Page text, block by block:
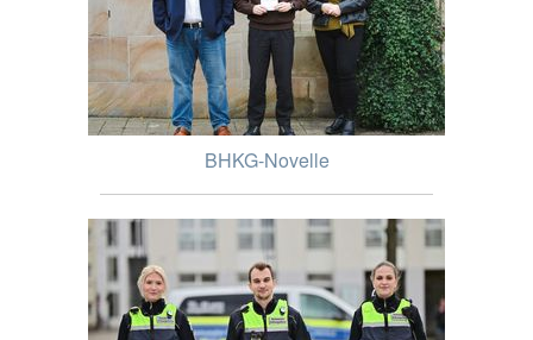
BHKG-Novelle